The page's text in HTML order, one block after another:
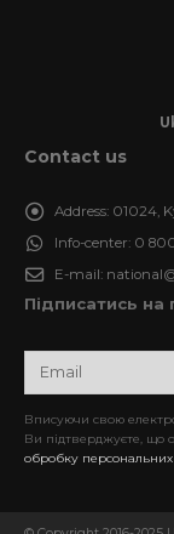
Contact us
Address: 01024,
Info-center: 0
E-mail:
Підписатись на
Вписуючи свою
Ви підтверджуєте, що
обробку